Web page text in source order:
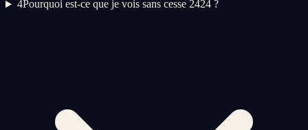
4Pourquoi est-ce que je vois sans cesse 2424 ?